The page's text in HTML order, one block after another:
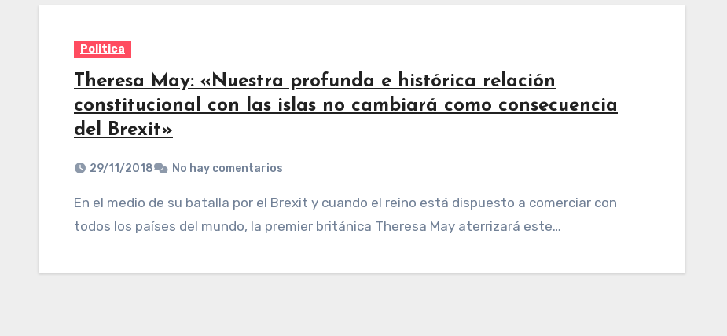
Politica
Theresa May: «Nuestra profunda e histórica relación
constitucional con las islas no cambiará como consecuencia
del Brexit»
29/11/2018 No hay comentarios
En el medio de su batalla por el Brexit y cuando el reino está dispuesto a comerciar con
todos los países del mundo, la premier británica Theresa May aterrizará este…